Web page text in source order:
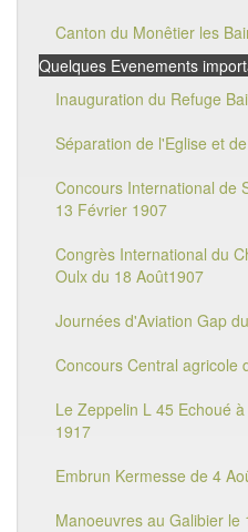
Canton du Monêtier les
Quelques Evenements
Inauguration du Refuge
Séparation de l'Eglise et
Concours International de
13 Février 1907
Congrès International du
Oulx du 18 Août1907
Journées d'Aviation Gap
Concours Central agricole
Le Zeppelin L 45 Echoué
1917
Embrun Kermesse de 4
Manoeuvres au Galibier le